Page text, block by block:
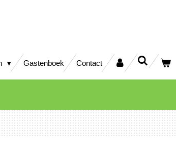
Gastenboek Contact